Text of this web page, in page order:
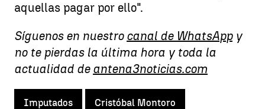
aquellas pagar por ello".
Síguenos en nuestro canal de WhatsAppy
no te pierdas la última hora y toda la
actualidad de antena3noticias.com
Imputados Cristóbal Montoro